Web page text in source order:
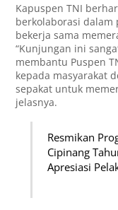
Kapuspen TNI
berkolaborasi
bekerja sama
“Kunjungan ini
membantu Puspen
kepada masyarakat
sepakat untuk
jelasnya.
Resmikan
Cipinang
Apresiasi